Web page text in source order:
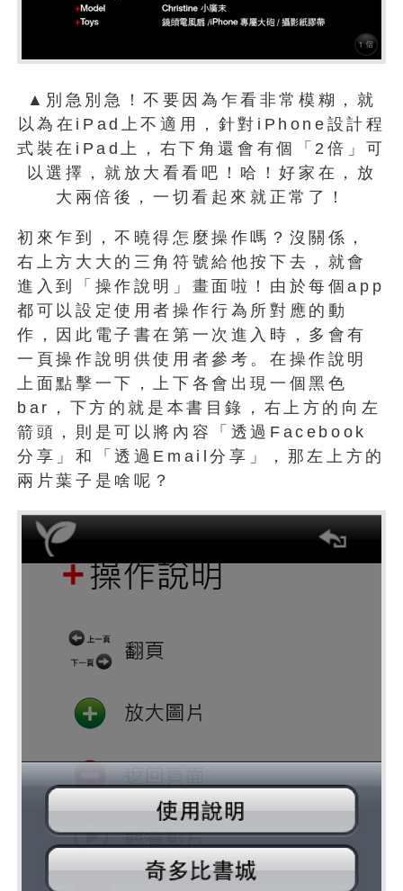
▲別急別急！不要因為乍看非常模糊，就
以為在iPad上不適用，針對iPhone設計程
式裝在iPad上，右下角還會有個「2倍」可
以選擇，就放大看看吧！哈！好家在，放
大兩倍後，一切看起來就正常了！
初來乍到，不曉得怎麼操作嗎？沒關係，
右上方大大的三角符號給他按下去，就會
進入到「操作說明」畫面啦！由於每個app
都可以設定使用者操作行為所對應的動
作，因此電子書在第一次進入時，多會有
一頁操作說明供使用者參考。在操作說明
上面點擊一下，上下各會出現一個黑色
bar，下方的就是本書目錄，右上方的向左
箭頭，則是可以將內容「透過Facebook
分享」和「透過Email分享」，那左上方的
兩片葉子是啥呢？